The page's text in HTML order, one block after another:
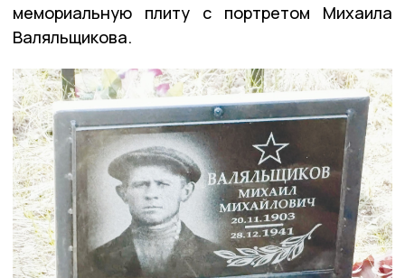
мемориальную плиту с портретом Михаила
Валяльщикова.